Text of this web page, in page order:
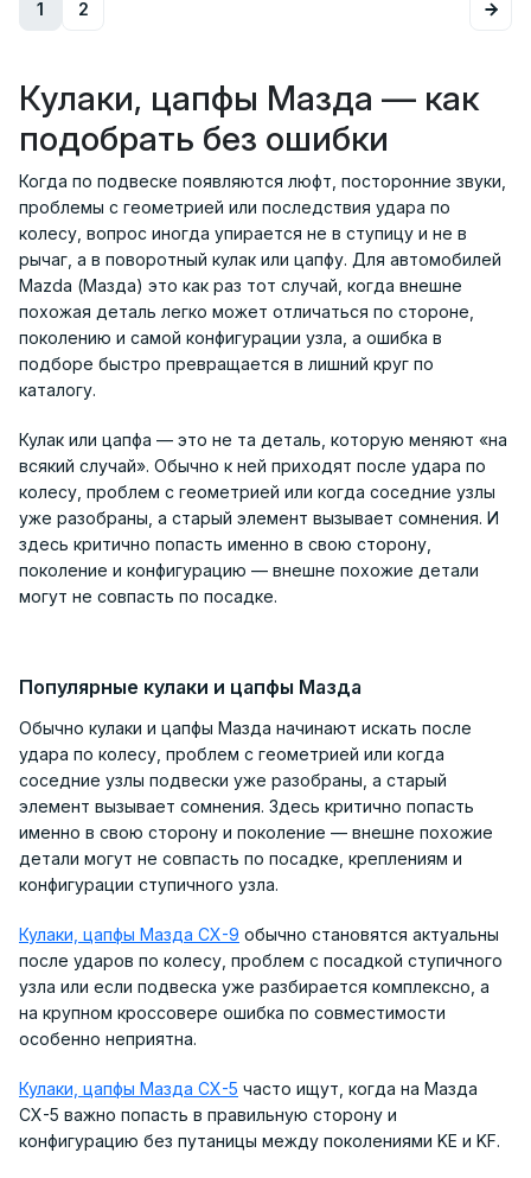
1 2
Кулаки, цапфы Мазда — как
подобрать без ошибки
Когда по подвеске появляются люфт, посторонние звуки,
проблемы с геометрией или последствия удара по
колесу, вопрос иногда упирается не в ступицу и не в
рычаг, а в поворотный кулак или цапфу. Для автомобилей
Mazda (Мазда) это как раз тот случай, когда внешне
похожая деталь легко может отличаться по стороне,
поколению и самой конфигурации узла, а ошибка в
подборе быстро превращается в лишний круг по
каталогу.
Кулак или цапфа — это не та деталь, которую меняют «на
всякий случай». Обычно к ней приходят после удара по
колесу, проблем с геометрией или когда соседние узлы
уже разобраны, а старый элемент вызывает сомнения. И
здесь критично попасть именно в свою сторону,
поколение и конфигурацию — внешне похожие детали
могут не совпасть по посадке.
Популярные кулаки и цапфы Мазда
Обычно кулаки и цапфы Мазда начинают искать после
удара по колесу, проблем с геометрией или когда
соседние узлы подвески уже разобраны, а старый
элемент вызывает сомнения. Здесь критично попасть
именно в свою сторону и поколение — внешне похожие
детали могут не совпасть по посадке, креплениям и
конфигурации ступичного узла.
Кулаки, цапфы Мазда CX-9 обычно становятся актуальны
после ударов по колесу, проблем с посадкой ступичного
узла или если подвеска уже разбирается комплексно, а
на крупном кроссовере ошибка по совместимости
особенно неприятна.
Кулаки, цапфы Мазда CX-5 часто ищут, когда на Мазда
CX-5 важно попасть в правильную сторону и
конфигурацию без путаницы между поколениями KE и KF.